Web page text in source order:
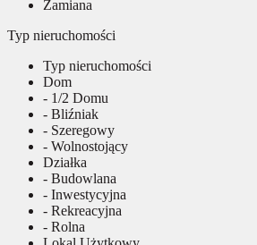
Zamiana
Typ nieruchomości
Typ nieruchomości
Dom
- 1/2 Domu
- Bliźniak
- Szeregowy
- Wolnostojący
Działka
- Budowlana
- Inwestycyjna
- Rekreacyjna
- Rolna